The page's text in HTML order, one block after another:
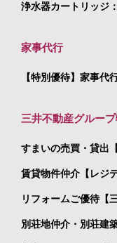
浄水器カートリッジ
家事代行
【特別優待】家事代
三井不動産グルー
すまいの売買・貸出
賃貸物件仲介【レジ
リフォームご優待【
別荘地仲介・別荘建